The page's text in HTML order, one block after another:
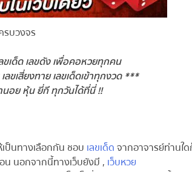
บวงจร
เด็ด เลขดัง เพื่อคอหวยทุกคน
เสี่ยงทาย เลขเด็ดเข้าทุกงวด ***
อย หุ้น ยี่กี ทุกวันได้ที่นี่ !!
ป็นทางเลือกกัน ชอบเลขเด็ดจากอาจารย์ท่านใดก็
นอกจากนี้ทางเว็บยังมี , เว็บหวย